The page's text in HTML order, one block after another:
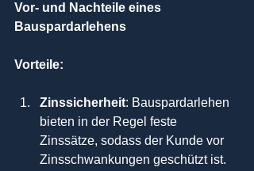
Vor- und Nachteile eines
Bauspardarlehens
Vorteile:
Zinssicherheit: Bauspardarlehen
bieten in der Regel feste
Zinssätze, sodass der Kunde vor
Zinsschwankungen geschützt ist.